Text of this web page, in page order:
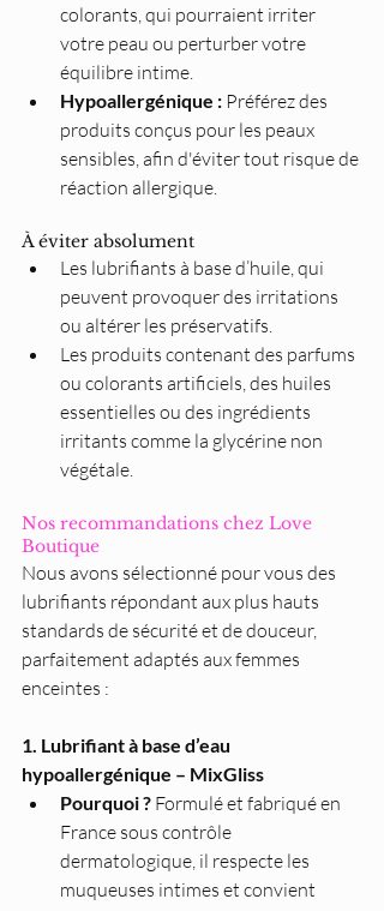
colorants, qui pourraient irriter
votre peau ou perturber votre
équilibre intime.
Hypoallergénique : Préférez des
produits conçus pour les peaux
sensibles, afin d'éviter tout risque de
réaction allergique.
À éviter absolument
Les lubrifiants à base d’huile, qui
peuvent provoquer des irritations
ou altérer les préservatifs.
Les produits contenant des parfums
ou colorants artificiels, des huiles
essentielles ou des ingrédients
irritants comme la glycérine non
végétale.
Nos recommandations chez Love
Boutique
Nous avons sélectionné pour vous des
lubrifiants répondant aux plus hauts
standards de sécurité et de douceur,
parfaitement adaptés aux femmes
enceintes :
1. Lubrifiant à base d’eau
hypoallergénique – MixGliss
Pourquoi ? Formulé et fabriqué en
France sous contrôle
dermatologique, il respecte les
muqueuses intimes et convient